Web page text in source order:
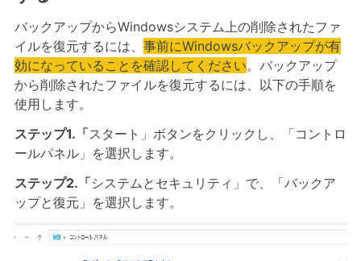
バックアップからWindowsシステム上の削除されたファ
イルを復元するには、 事前にWindowsバックアップが有
効になっていることを確認してください。バックアップ
から削除されたファイルを復元するには、以下の手順を
使用します。
ステップ1.「スタート」ボタンをクリックし、「コントロ
ールパネル」を選択します。
ステップ2.「システムとセキュリティ」で、「バックア
ップと復元」を選択します。